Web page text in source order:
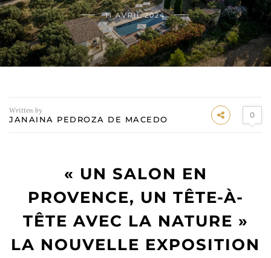
11 AVRIL 2024
Written by
JANAINA PEDROZA DE MACEDO 0
« UN SALON EN
PROVENCE, UN TÊTE-À-
TÊTE AVEC LA NATURE »
LA NOUVELLE EXPOSITION